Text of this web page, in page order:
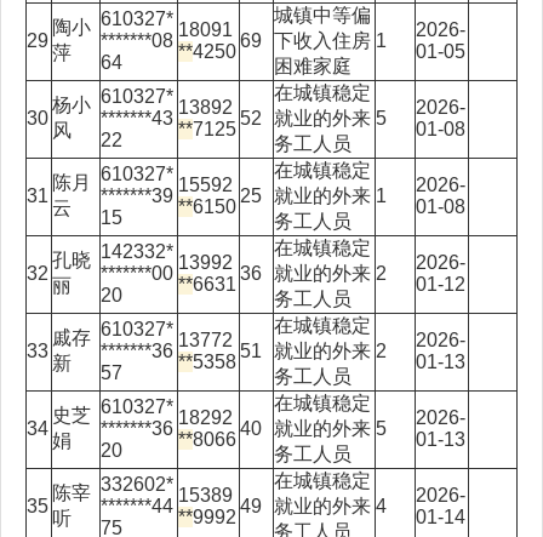
29
陶小
萍
610327*
*******08
64
18091
**4250
69
城镇中等偏
下收入住房
困难家庭
1
2026-
01-05
30
杨小
风
610327*
*******43
22
13892
**7125
52
在城镇稳定
就业的外来
务工人员
5
2026-
01-08
31
陈月
云
610327*
*******39
15
15592
**6150
25
在城镇稳定
就业的外来
务工人员
1
2026-
01-08
32
孔晓
丽
142332*
*******00
20
13992
**6631
36
在城镇稳定
就业的外来
务工人员
2
2026-
01-12
33
戚存
新
610327*
*******36
57
13772
**5358
51
在城镇稳定
就业的外来
务工人员
2
2026-
01-13
34
史芝
娟
610327*
*******36
20
18292
**8066
40
在城镇稳定
就业的外来
务工人员
5
2026-
01-13
35
陈宰
听
332602*
*******44
75
15389
**9992
49
在城镇稳定
就业的外来
务工人员
4
2026-
01-14